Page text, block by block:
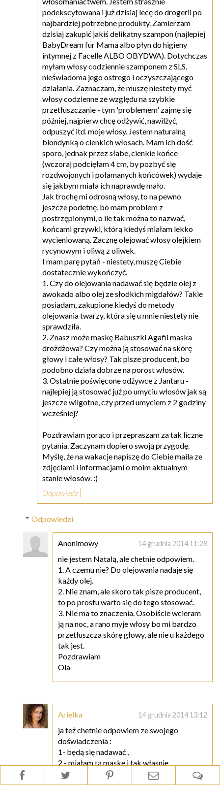
podekscytowana i już dzisiaj lecę do drogerii po
najbardziej potrzebne produkty. Zamierzam
dzisiaj zakupić jakiś delikatny szampon (najlepiej
BabyDream fur Mama albo płyn do higieny
intymnej z Facelle ALBO OBYDWA). Dotychczas
myłam włosy codziennie szamponem z SLS,
nieświadoma jego ostrego i oczyszczającego
działania. Zaznaczam, że muszę niestety myć
włosy codzienne ze względu na szybkie
przetłuszczanie - tym 'problemem' zajmę się
później, najpierw chcę odżywić, nawilżyć,
odpuszyć itd. moje włosy. Jestem naturalną
blondynką o cienkich włosach. Mam ich dość
sporo, jednak przez słabe, cienkie końce
(wczoraj podcięłam 4 cm, by pozbyć się
rozdwojonych i połamanych końcówek) wydaje
się jakbym miała ich naprawdę mało.
Jak trochę mi odrosną włosy, to na pewno
jeszcze podetnę, bo mam problem z
postrzępionymi, o ile tak można to nazwać,
końcami grzywki, którą kiedyś miałam lekko
wycieniowaną. Zacznę olejować włosy olejkiem
rycynowym i oliwą z oliwek.
I mam parę pytań - niestety, muszę Ciebie
dostatecznie wykończyć.
1. Czy do olejowania nadawać się będzie olej z
awokado albo olej ze słodkich migdałów? Takie
posiadam, zakupione kiedyś do metody
olejowania twarzy, która się u mnie niestety nie
sprawdziła.
2. Znasz może maskę Babuszki Agafii maska
drożdżowa? Czy można ją stosować na skórę
głowy i całe włosy? Tak pisze producent, bo
podobno działa dobrze na porost włosów.
3. Ostatnie poświęcone odżywce z Jantaru -
najlepiej ją stosować już po umyciu włosów jak są
jeszcze wilgotne, czy przed umyciem z 2 godziny
wcześniej?
Pozdrawiam gorąco i przepraszam za tak liczne
pytania. Zaczynam dopiero swoją przygodę.
Myślę, że na wakacje napiszę do Ciebie maila ze
zdjęciami i informacjami o moim aktualnym
stanie włosów. :)
Odpowiedz
Odpowiedzi
Anonimowy 14 grudnia 2014 11:28
nie jestem Natalą, ale chetnie odpowiem.
1. A czemu nie? Do olejowania nadaje się
każdy olej.
2. Nie znam, ale skoro tak pisze producent,
to po prostu warto się do tego stosować.
3. Nie ma to znaczenia. Osobiście wcieram
ją na noc, a rano myje włosy bo mi bardzo
przetłuszcza skórę głowy, ale nie u każdego
tak jest.
Pozdrawiam
Ola
Arielka 14 grudnia 2014 13:12
ja też chetnie odpowiem ze swojego
doświadczenia :
1- będą się nadawać ,
2 - miałam tą maskę i tak własnie
stosowałam na skórę głowy i włosy po